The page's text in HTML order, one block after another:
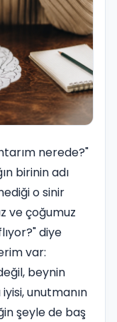
nerede?"
birinin adı
o sinir
ve çoğumuz
diye
var:
beynin
unutmanın
şeyle de baş